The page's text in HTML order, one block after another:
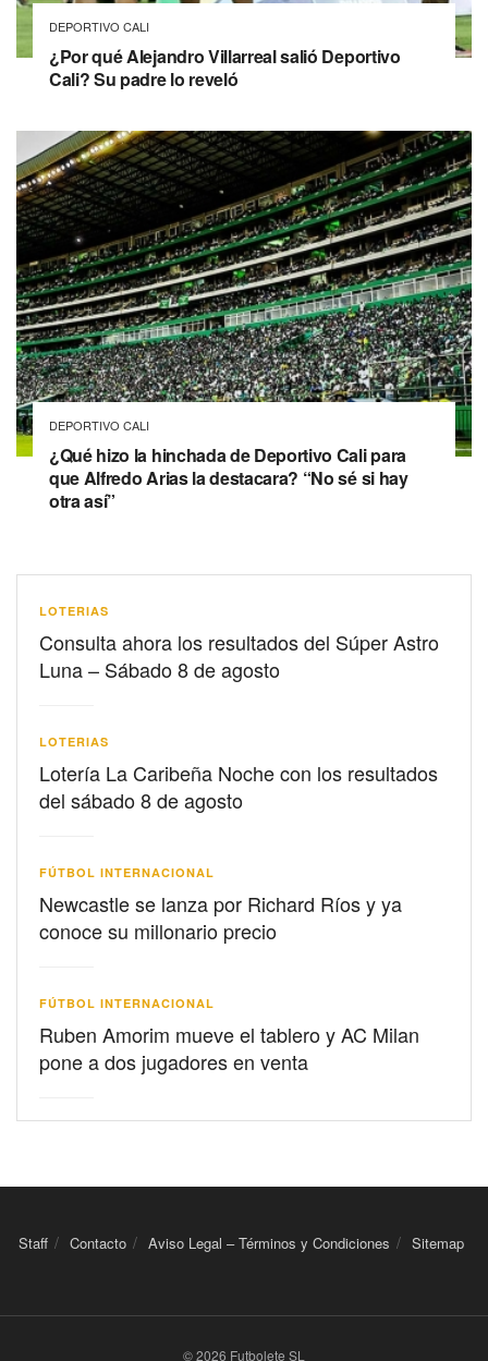
DEPORTIVO CALI
¿Por qué Alejandro Villarreal salió Deportivo
Cali? Su padre lo reveló
DEPORTIVO CALI
¿Qué hizo la hinchada de Deportivo Cali para
que Alfredo Arias la destacara? “No sé si hay
otra así”
LOTERIAS
Consulta ahora los resultados del Súper Astro
Luna – Sábado 8 de agosto
LOTERIAS
Lotería La Caribeña Noche con los resultados
del sábado 8 de agosto
FÚTBOL INTERNACIONAL
Newcastle se lanza por Richard Ríos y ya
conoce su millonario precio
FÚTBOL INTERNACIONAL
Ruben Amorim mueve el tablero y AC Milan
pone a dos jugadores en venta
Staff Contacto Aviso Legal – Términos y Condiciones Sitemap
© 2026 Futbolete SL